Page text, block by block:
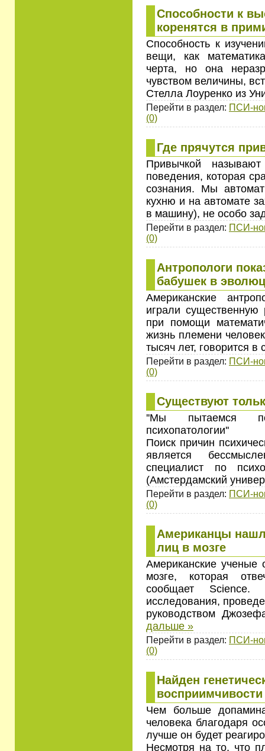
Способности к
коренятся в
Способность к
вещи, как
черта, но она
чувством величины,
Стелла Лоуренко из
Перейти в раздел: ПСИ-
(0)
Где прячутся
Привычкой
поведения, которая
сознания. Мы
кухню и на автомате
в машину), не особо
Перейти в раздел: ПСИ-
(0)
Антропологи
бабушек в
Американские
играли существенную
при помощи
жизнь племени
тысяч лет, говорится в
Перейти в раздел: ПСИ-
(0)
Существуют
''Мы пытаемся
психопатологии''
Поиск причин
является
специалист по
(Амстердамский
Перейти в раздел: ПСИ-
(0)
Американцы
лиц в мозге
Американские ученые
мозге, которая
сообщает Science.
исследования,
руководством
дальше »
Перейти в раздел: ПСИ-
(0)
Найден
Чем больше
человека благодаря
лучше он будет
Несмотря на то, что